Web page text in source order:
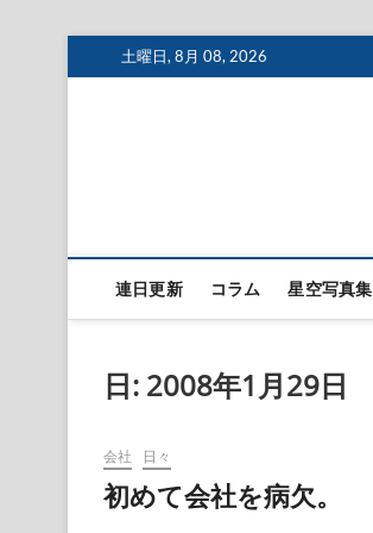
to
土曜日, 8月 08, 2026
連日更新 コラム 星空写真集
日: 2008年1月29日
会社 日々
初めて会社を病欠。